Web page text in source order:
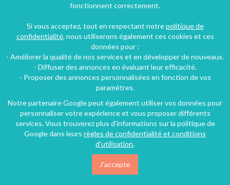
fonctionnent correctement.
Si vous acceptez, tout en respectant notrepolitique de
confidentialité, nous utiliserons également ces cookies et ces
données pour :
- Améliorer la qualité de nos services et en développer de nouveaux.
- Diffuser des annonces en évaluant leur efficacité.
- Proposer des annonces personnalisées en fonction de vos
paramètres.
Notre partenaire Google peut également utiliser vos données pour
personnaliser votre expérience et vous proposer différents
services. Vous trouverez plus d'informations sur la politique de
Google dans leurs règles de confidentialité et conditions
d'utilisation.
J'accepte
Blog
Suivez-nous !